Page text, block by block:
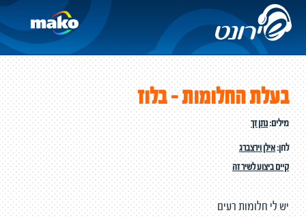
בעלת החלומות - בלוז
מילים:נתן זך
לחן:אילן וירצברג
קיים ביצוע לשיר זה
יש לי חלומות רעים